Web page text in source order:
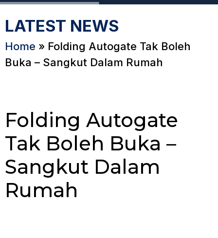
LATEST NEWS
Home » Folding Autogate Tak Boleh
Buka – Sangkut Dalam Rumah
Folding Autogate
Tak Boleh Buka –
Sangkut Dalam
Rumah